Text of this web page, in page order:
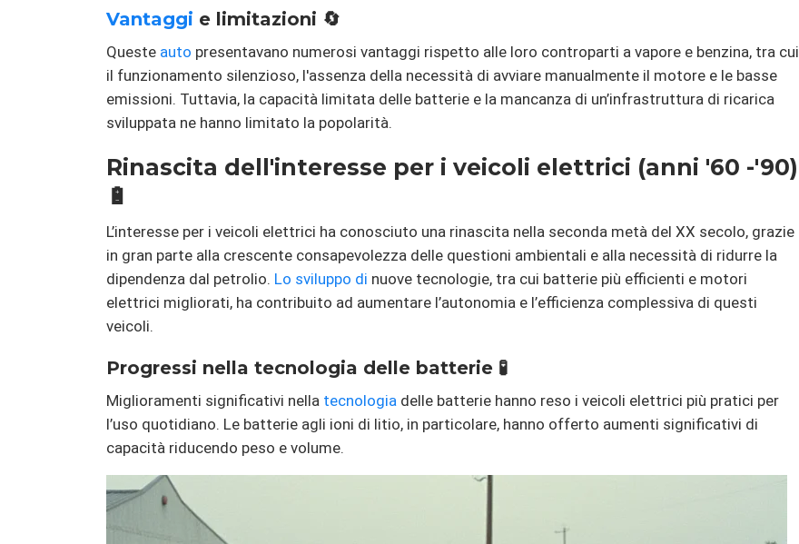
Vantaggi e limitazioni 🔄
Queste auto presentavano numerosi vantaggi rispetto alle loro controparti a vapore e benzina, tra cui
il funzionamento silenzioso, l'assenza della necessità di avviare manualmente il motore e le basse
emissioni. Tuttavia, la capacità limitata delle batterie e la mancanza di un’infrastruttura di ricarica
sviluppata ne hanno limitato la popolarità.
Rinascita dell'interesse per i veicoli elettrici (anni '60 -'90)
🔋
L’interesse per i veicoli elettrici ha conosciuto una rinascita nella seconda metà del XX secolo, grazie
in gran parte alla crescente consapevolezza delle questioni ambientali e alla necessità di ridurre la
dipendenza dal petrolio. Lo sviluppo di nuove tecnologie, tra cui batterie più efficienti e motori
elettrici migliorati, ha contribuito ad aumentare l’autonomia e l’efficienza complessiva di questi
veicoli.
Progressi nella tecnologia delle batterie 🧪
Miglioramenti significativi nella tecnologia delle batterie hanno reso i veicoli elettrici più pratici per
l’uso quotidiano. Le batterie agli ioni di litio, in particolare, hanno offerto aumenti significativi di
capacità riducendo peso e volume.